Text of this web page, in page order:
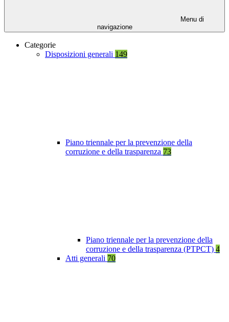
Menu di
navigazione
Categorie
Disposizioni generali 149
Piano triennale per la prevenzione della
corruzione e della trasparenza 73
Piano triennale per la prevenzione della
corruzione e della trasparenza (PTPCT) 4
Atti generali 70